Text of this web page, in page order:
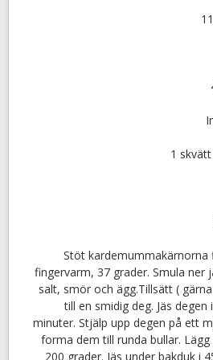
1
Stöt
fingervarm, 37 grader. Smula
salt, smör och ägg.Tillsätt (
till en smidig deg. Jäs
minuter. Stjälp upp degen på ett
forma dem till runda bullar.
200 grader. Jäs under bakduk i